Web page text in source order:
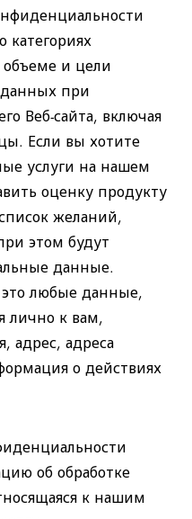
и цели
при
Веб-сайта, включая
Если вы хотите
услуги на нашем
оценку продукту
желаний,
этом будут
данные.
любые данные,
лично к вам,
адрес, адреса
о действиях
об обработке
к нашим